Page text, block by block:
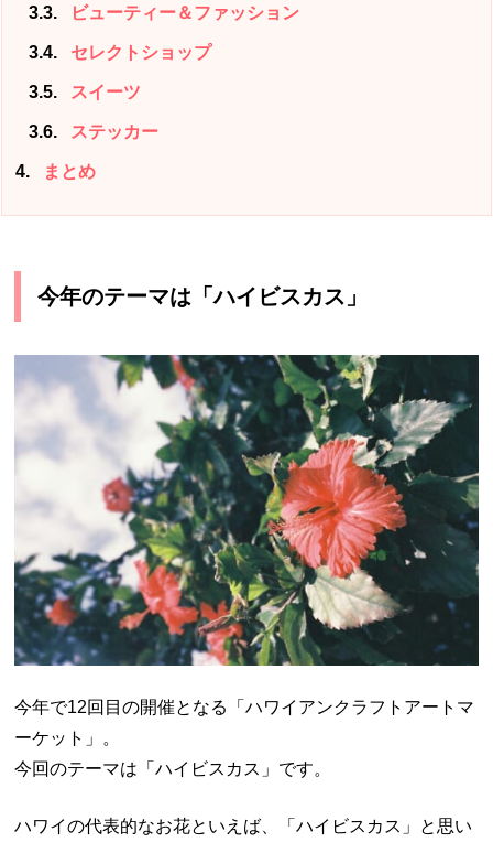
3.3 ビューティー＆ファッション
3.4 セレクトショップ
3.5 スイーツ
3.6 ステッカー
4 まとめ
今年のテーマは「ハイビスカス」
今年で12回目の開催となる「ハワイアンクラフトアートマ
ーケット」。
今回のテーマは「ハイビスカス」です。
ハワイの代表的なお花といえば、「ハイビスカス」と思い